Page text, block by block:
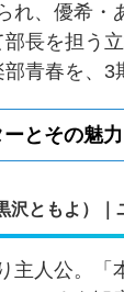
れ、優希・
長を担う
青春を、3
とその魅力
沢ともよ）｜
主人公。「